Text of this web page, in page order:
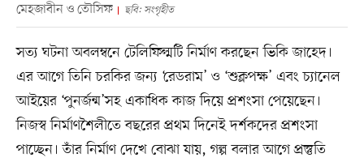
মেহজাবীন ও তৌসিফ ছবি: সংগৃহীত
সত্য ঘটনা অবলম্বনে টেলিফিল্মটি নির্মাণ করছেন ভিকি জাহেদ।
এর আগে তিনি চরকির জন্য ‘রেডরাম’ ও ‘শুক্লপক্ষ’ এবং চ্যানেল
আইয়ের ‘পুনর্জন্ম’সহ একাধিক কাজ দিয়ে প্রশংসা পেয়েছেন।
নিজস্ব নির্মাণশৈলীতে বছরের প্রথম দিনেই দর্শকদের প্রশংসা
পাচ্ছেন। তাঁর নির্মাণ দেখে বোঝা যায়, গল্প বলার আগে প্রস্তুতি